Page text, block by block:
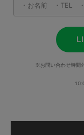
※お問い合わせ時間